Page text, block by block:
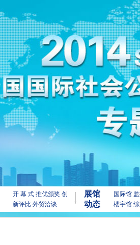
开 幕 式 推优颁奖 创
新评比 外贸洽谈
展馆
动态
国际馆
楼宇馆